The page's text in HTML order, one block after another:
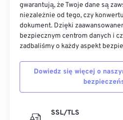
gwarantują, że Twoje dane są
niezależnie od tego, czy
dokument. Dzięki
bezpiecznym centrom danych i
zadbaliśmy o każdy aspekt
Dowiedz się więcej o
SSL/TLS